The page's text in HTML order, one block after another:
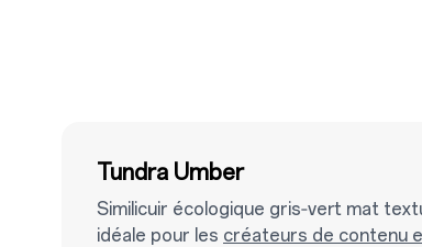
Tundra Umber
Similicuir écologique gris‑vert mat
idéale pour les créateurs de contenu